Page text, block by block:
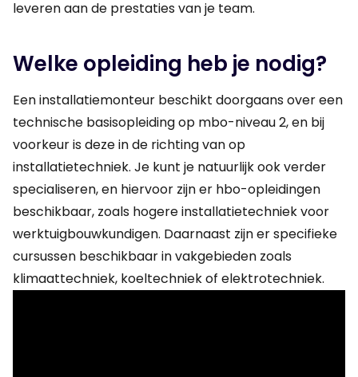
leveren aan de prestaties van je team.
Welke opleiding heb je nodig?
Een installatiemonteur beschikt doorgaans over een
technische basisopleiding op mbo-niveau 2, en bij
voorkeur is deze in de richting van op
installatietechniek. Je kunt je natuurlijk ook verder
specialiseren, en hiervoor zijn er hbo-opleidingen
beschikbaar, zoals hogere installatietechniek voor
werktuigbouwkundigen. Daarnaast zijn er specifieke
cursussen beschikbaar in vakgebieden zoals
klimaattechniek, koeltechniek of elektrotechniek.